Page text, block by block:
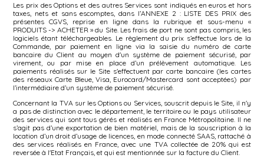
Les prix des Options et des autres Services sont indiqués en euros et hors
taxes, nets et sans escomptes, dans l’ANNEXE 2 : LISTE DES PRIX des
présentes CGVS, reprise en ligne dans la rubrique et sous-menu «
PRODUITS -> ACHETER » du Site. Les frais de port ne sont pas compris, les
logiciels étant téléchargeables. Le règlement du prix s’effectue lors de la
Commande, par paiement en ligne via la saisie du numéro de carte
bancaire du Client au moyen d'un système de paiement sécurisé, par
virement, ou par mise en place d’un prélèvement automatique. Les
paiements réalisés sur le Site s'effectuent par carte bancaire (les cartes
des réseaux Carte Bleue, Visa, Eurocard/Mastercard sont acceptées) par
l’intermédiaire d’un système de paiement sécurisé.
Concernant la TVA sur les Options ou Services, souscrit depuis le Site, il n'y
a pas de distinction avec le département, le territoire ou le pays utilisateur
des services qui sont tous gérés et réalisés en France Métropolitaine. Il ne
s’agit pas d’une exportation de bien matériel, mais de la souscription à la
location d’un droit d’usage de licences, en mode connecté SAAS, rattaché à
des services réalisés en France, avec une TVA collectée de 20% qui est
reversée à l'Etat Français, et qui est mentionnée sur la facture du Client.